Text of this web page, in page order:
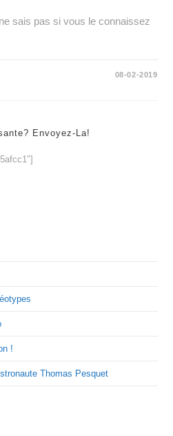
sais pas si vous le connaissez
08-02-2019
Envoyez-La!
!
Thomas Pesquet